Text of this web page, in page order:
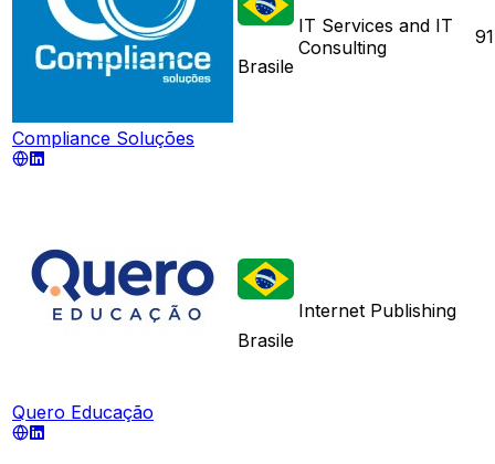
Compliance Soluções
Brasile
IT Services and IT
Consulting
91
Quero Educação
Brasile
Internet Publishing